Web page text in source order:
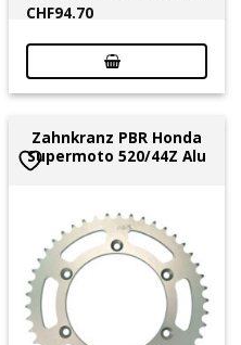
CHF94.70
Zahnkranz PBR Honda
Supermoto 520/44Z Alu